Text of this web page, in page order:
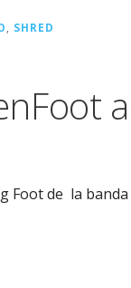
SHRED
Foot de la